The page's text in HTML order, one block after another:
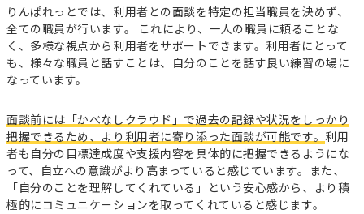
りんぱれっとでは、利用者との面談を特定の担当職員を決めず、
全ての職員が行います。 これにより、一人の職員に頼ることな
く、多様な視点から利用者をサポートできます。利用者にとって
も、様々な職員と話すことは、自分のことを話す良い練習の場に
なっています。
面談前には「かべなしクラウド」で過去の記録や状況をしっかり
把握できるため、より利用者に寄り添った面談が可能です。 利用
者も自分の目標達成度や支援内容を具体的に把握できるようにな
って、自立への意識がより高まっていると感じています。また、
「自分のことを理解してくれている」という安心感から、より積
極的にコミュニケーションを取ってくれていると感じます。